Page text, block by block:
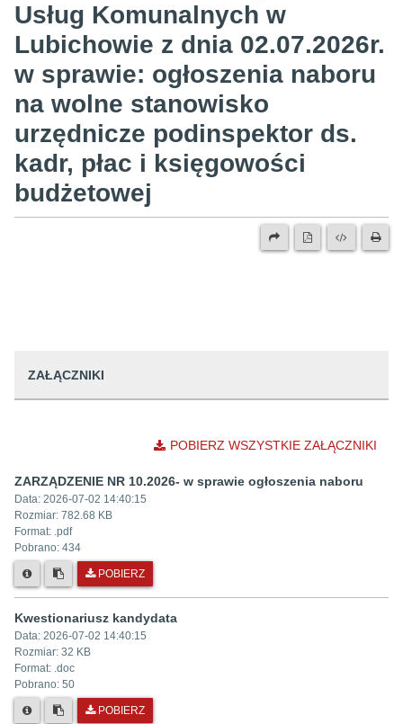
Usług Komunalnych w
Lubichowie z dnia 02.07.2026r.
w sprawie: ogłoszenia naboru
na wolne stanowisko
urzędnicze podinspektor ds.
kadr, płac i księgowości
budżetowej
ZAŁĄCZNIKI
POBIERZ WSZYSTKIE ZAŁĄCZNIKI
ZARZĄDZENIE NR 10.2026- w sprawie ogłoszenia naboru
Data: 2026-07-02 14:40:15
Rozmiar: 782.68 KB
Format: .pdf
Pobrano: 434
POBIERZ
Kwestionariusz kandydata
Data: 2026-07-02 14:40:15
Rozmiar: 32 KB
Format: .doc
Pobrano: 50
POBIERZ